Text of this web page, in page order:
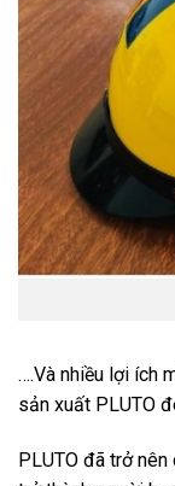
….Và nhiều lợi ích
sản xuất PLUTO
PLUTO đã trở